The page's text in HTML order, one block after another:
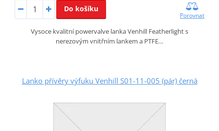
Do košíku
Porovnat
Vysoce kvalitní powervalve lanka Venhill Featherlight s
nerezovým vnitřním lankem a PTFE…
Lanko přívěry výfuku Venhill S01-11-005 (pár) černá